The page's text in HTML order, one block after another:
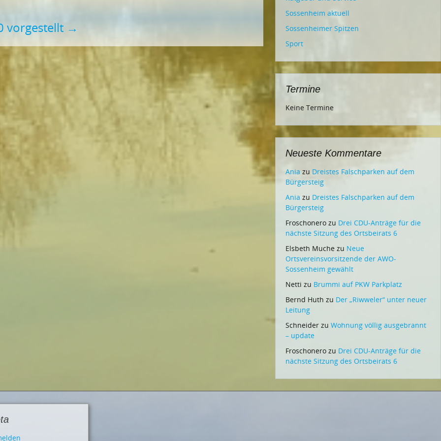
vorgestellt →
Sossenheim aktuell
Sossenheimer Spitzen
Sport
Termine
Keine Termine
Neueste Kommentare
Ania zu Dreistes Falschparken auf dem
Bürgersteig
Ania zu Dreistes Falschparken auf dem
Bürgersteig
Froschonero zu Drei CDU-Anträge für die
nächste Sitzung des Ortsbeirats 6
Elsbeth Muche zu Neue
Ortsvereinsvorsitzende der AWO-
Sossenheim gewählt
Netti zu Brummi auf PKW Parkplatz
Bernd Huth zu Der „Riwweler“ unter neuer
Leitung
Schneider zuWohnung völlig ausgebrannt
– update
Froschonero zu Drei CDU-Anträge für die
nächste Sitzung des Ortsbeirats 6